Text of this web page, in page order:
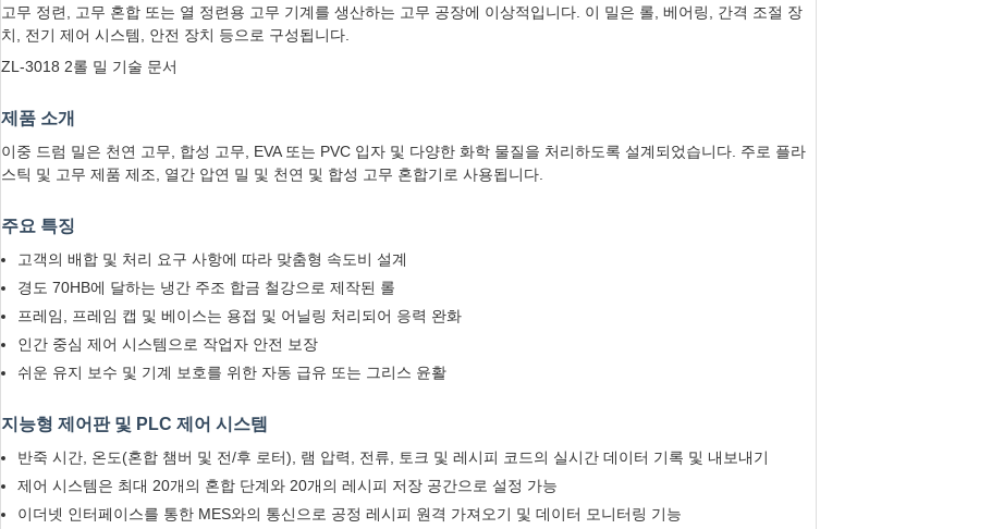
고무 정련, 고무 혼합 또는 열 정련용 고무 기계를 생산하는 고무 공장에 이상적입니다. 이 밀은 롤, 베어링, 간격 조절 장
치, 전기 제어 시스템, 안전 장치 등으로 구성됩니다.
ZL-3018 2롤 밀 기술 문서
제품 소개
이중 드럼 밀은 천연 고무, 합성 고무, EVA 또는 PVC 입자 및 다양한 화학 물질을 처리하도록 설계되었습니다. 주로 플라
스틱 및 고무 제품 제조, 열간 압연 밀 및 천연 및 합성 고무 혼합기로 사용됩니다.
주요 특징
고객의 배합 및 처리 요구 사항에 따라 맞춤형 속도비 설계
경도 70HB에 달하는 냉간 주조 합금 철강으로 제작된 롤
프레임, 프레임 캡 및 베이스는 용접 및 어닐링 처리되어 응력 완화
인간 중심 제어 시스템으로 작업자 안전 보장
쉬운 유지 보수 및 기계 보호를 위한 자동 급유 또는 그리스 윤활
지능형 제어판 및 PLC 제어 시스템
반죽 시간, 온도(혼합 챔버 및 전/후 로터), 램 압력, 전류, 토크 및 레시피 코드의 실시간 데이터 기록 및 내보내기
제어 시스템은 최대 20개의 혼합 단계와 20개의 레시피 저장 공간으로 설정 가능
이더넷 인터페이스를 통한 MES와의 통신으로 공정 레시피 원격 가져오기 및 데이터 모니터링 기능